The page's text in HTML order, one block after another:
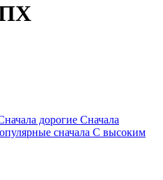
дорогие Сначала
сначала С высоким